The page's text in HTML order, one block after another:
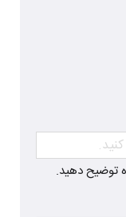
توضیح دهید.